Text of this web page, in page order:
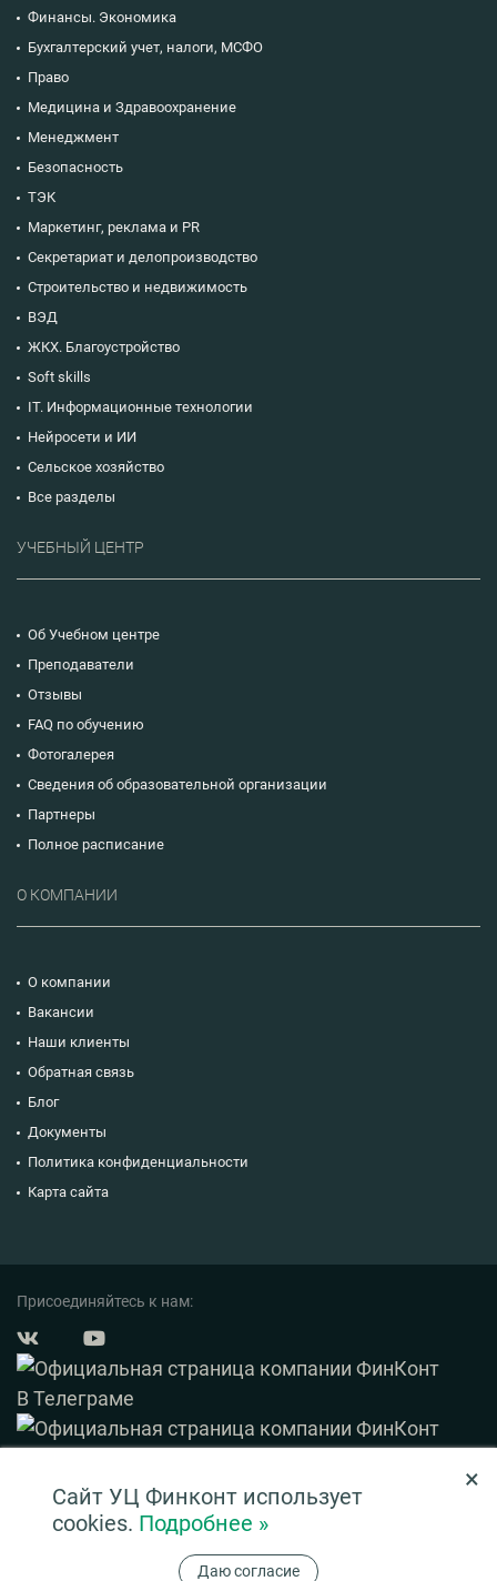
Финансы. Экономика
Бухгалтерский учет, налоги, МСФО
Право
Медицина и Здравоохранение
Менеджмент
Безопасность
ТЭК
Маркетинг, реклама и PR
Секретариат и делопроизводство
Строительство и недвижимость
ВЭД
ЖКХ. Благоустройство
Soft skills
IT. Информационные технологии
Нейросети и ИИ
Сельское хозяйство
Все разделы
УЧЕБНЫЙ ЦЕНТР
Об Учебном центре
Преподаватели
Отзывы
FAQ по обучению
Фотогалерея
Сведения об образовательной организации
Партнеры
Полное расписание
О КОМПАНИИ
О компании
Вакансии
Наши клиенты
Обратная связь
Блог
Документы
Политика конфиденциальности
Карта сайта
Присоединяйтесь к нам:
Нашли ошибку? Выделите ее и нажмите Ctrl+Enter
Информация на сайте ни при каких условиях не является публичной офертой,
×
Сайт УЦ Финконт использует
cookies. Подробнее »
Даю согласие